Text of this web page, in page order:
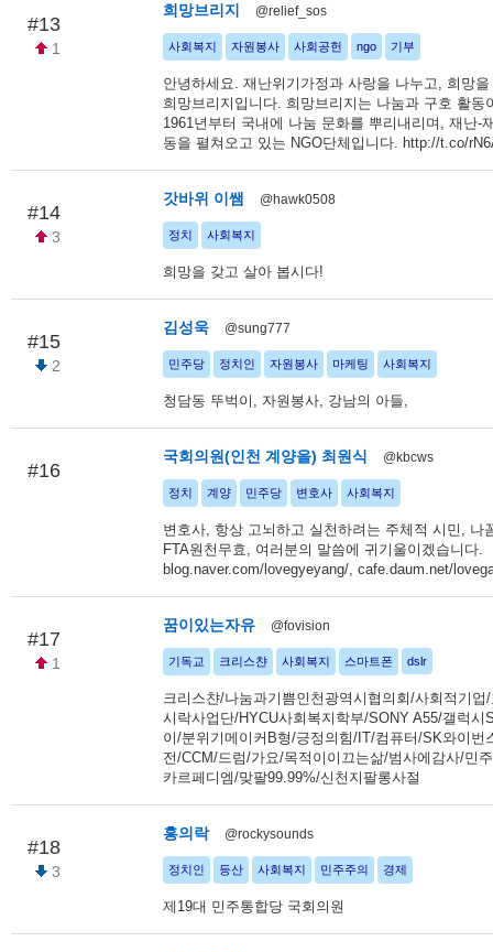
#13
1
희망브리지 @relief_sos
사회복지 자원봉사 사회공헌 ngo 기부
안녕하세요. 재난위기가정과 사랑을 나누고, 희망
희망브리지입니다. 희망브리지는 나눔과 구호 활동
1961년부터 국내에 나눔 문화를 뿌리내리며, 재난-
동을 펼쳐오고 있는 NGO단체입니다. http://t.co/
#14
3
갓바위 이쌤 @hawk0508
정치 사회복지
희망을 갖고 살아 봅시다!
#15
2
김성욱 @sung777
민주당 정치인 자원봉사 마케팅 사회복지
청담동 뚜벅이, 자원봉사, 강남의 아들,
#16
국회의원(인천 계양을) 최원식 @kbcws
정치 계양 민주당 변호사 사회복지
변호사, 항상 고뇌하고 실천하려는 주체적 시민, 나
FTA원천무효, 여러분의 말씀에 귀기울이겠습니다.
blog.naver.com/lovegyeyang/, cafe.daum.net/
#17
1
꿈이있는자유 @fovision
기독교 크리스챤 사회복지 스마트폰 dslr
크리스챤/나눔과기쁨인천광역시협의회/사회적기업
시락사업단/HYCU사회복지학부/SONY A55/갤럭시
이/분위기메이커B형/긍정의힘/IT/컴퓨터/SK와이번
전/CCM/드럼/가요/목적이이끄는삶/범사에감사/민
카르페디엠/맞팔99.99%/신천지팔롱사절
#18
3
홍의락 @rockysounds
정치인 등산 사회복지 민주주의 경제
제19대 민주통합당 국회의원